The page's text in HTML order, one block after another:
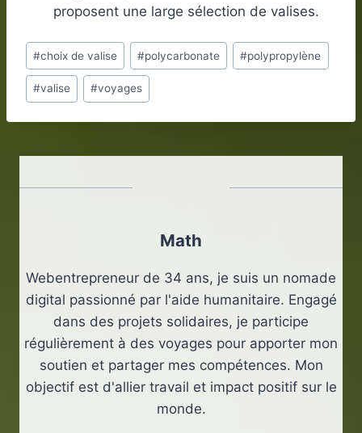
proposent une large sélection de valises.
Étiquettes
de
la
#choix de valise #polycarbonate #polypropylène
#valise #voyages
Math
Webentrepreneur de 34 ans, je suis un nomade
digital passionné par l'aide humanitaire. Engagé
dans des projets solidaires, je participe
régulièrement à des voyages pour apporter mon
soutien et partager mes compétences. Mon
objectif est d'allier travail et impact positif sur le
monde.